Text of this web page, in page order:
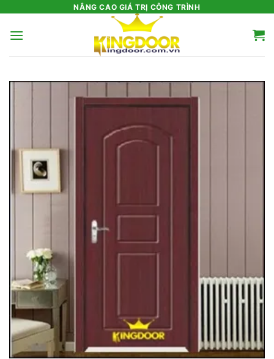
nội
NÂNG CAO GIÁ TRỊ CÔNG TRÌNH